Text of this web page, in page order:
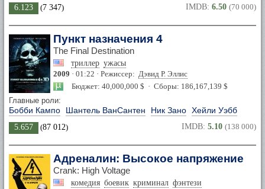
6.123 (7 347) IMDB: 6.50 (70 000)
Пункт назначения 4
The Final Destination
триллер ужасы
2009 · 01:22 · Режиссер: Дэвид Р. Эллис
Бюджет: 40,000,000 $ · Сборы: 186,167,139 $
Главные роли:
Бобби Кампо Шантель ВанСантен Ник Зано Хейли Уэбб
5.657 (87 012) IMDB: 5.10 (138 000)
Адреналин: Высокое напряжение
Crank: High Voltage
комедия боевик криминал фэнтези